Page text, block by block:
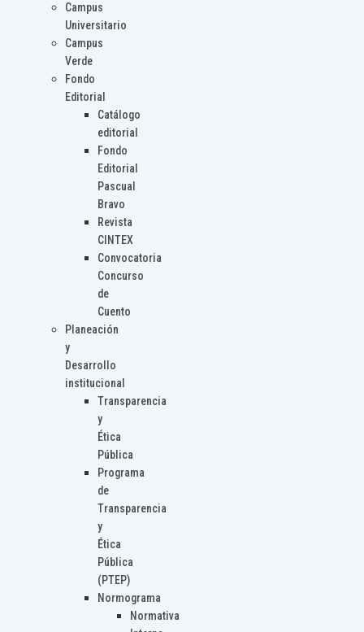
Campus
Universitario
Campus
Verde
Fondo
Editorial
Catálogo
editorial
Fondo
Editorial
Pascual
Bravo
Revista
CINTEX
Convocatoria
Concurso
de
Cuento
Planeación
y
Desarrollo
institucional
Transparencia
y
Ética
Pública
Programa
de
Transparencia
y
Ética
Pública
(PTEP)
Normograma
Normativa